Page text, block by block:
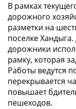
В рамках
дорожного
разметки на
поселке
дорожники
рамку, которая
Работы ведутся
перекрывается
повышает
пешеходов.